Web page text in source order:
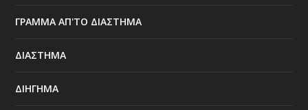
ΓΡΑΜΜΑ ΑΠ'ΤΟ ΔΙΑΣΤΗΜΑ
ΔΙΑΣΤΗΜΑ
ΔΙΗΓΗΜΑ